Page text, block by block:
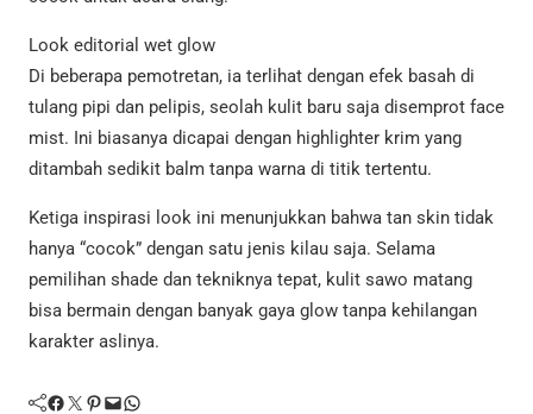
Look editorial wet glow
Di beberapa pemotretan, ia terlihat dengan efek basah di
tulang pipi dan pelipis, seolah kulit baru saja disemprot face
mist. Ini biasanya dicapai dengan highlighter krim yang
ditambah sedikit balm tanpa warna di titik tertentu.
Ketiga inspirasi look ini menunjukkan bahwa tan skin tidak
hanya “cocok” dengan satu jenis kilau saja. Selama
pemilihan shade dan tekniknya tepat, kulit sawo matang
bisa bermain dengan banyak gaya glow tanpa kehilangan
karakter aslinya.
Facebook Twitter Pinterest Mail WhatsApp